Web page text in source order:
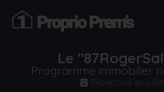
Le
Programme immobilier
Répertorié en